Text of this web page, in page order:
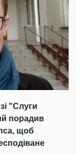
"Слуги
порадив
щоб